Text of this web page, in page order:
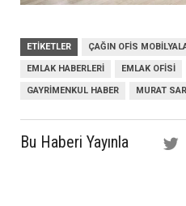
ETIKETLER ÇAĞIN OFIS
EMLAK HABERLERI EMLAK OFISI
GAYRIMENKUL HABER MURAT SARI
Bu Haberi Yayınla